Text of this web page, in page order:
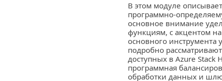
В этом модуле
программно-
основное внимание
функциям, с акцентом
основного инструмента
подробно
доступных в Azure Stack
программная
обработки данных и